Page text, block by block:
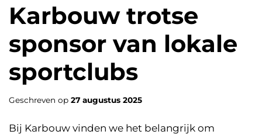
Karbouw trotse
sponsor van lokale
sportclubs
Geschreven op 27 augustus 2025
Bij Karbouw vinden we het belangrijk om